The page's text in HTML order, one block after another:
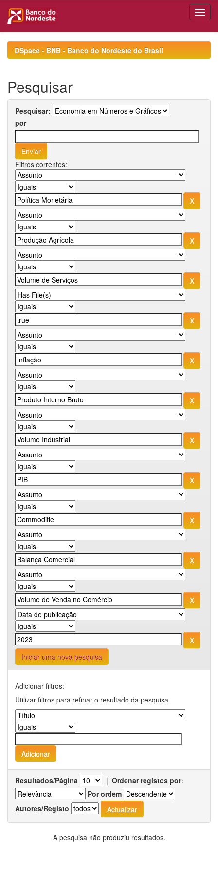
navigationDSpace - BNB - Banco do Nordeste do Brasil
Pesquisar
Pesquisar:
por
Filtros correntes:
Iniciar uma nova pesquisa
Adicionar filtros:
Utilizar filtros para refinar o resultado da pesquisa.
Resultados/Página | Ordenar registos por:
Por ordem
Autores/Registo
A pesquisa não produziu resultados.